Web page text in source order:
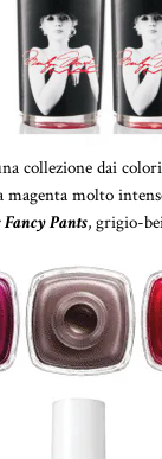
collezione dai
magenta molto
Pants, grigio-